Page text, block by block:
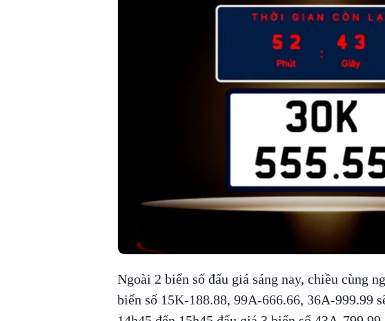
Ngoài 2 biển số đấu giá sáng nay, chiều cùng
biển số 15K-188.88, 99A-666.66, 36A-999.99